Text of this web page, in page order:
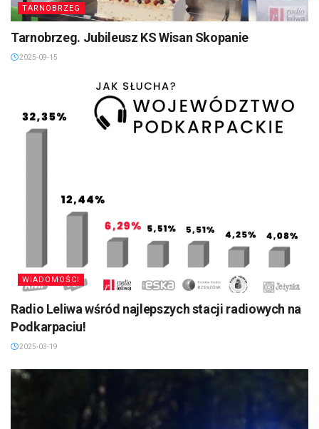
TARNOBRZEG
Tarnobrzeg. Jubileusz KS Wisan Skopanie
2025-09-15
WIADOMOŚCI
Radio Leliwa wśród najlepszych stacji radiowych na
Podkarpaciu!
2025-03-19